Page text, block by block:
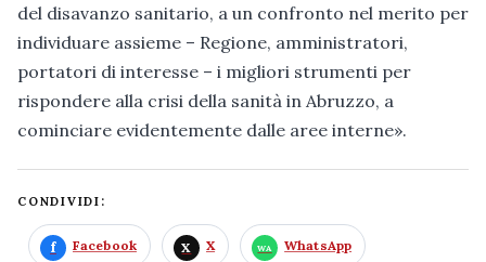
del disavanzo sanitario, a un confronto nel merito per
individuare assieme – Regione, amministratori,
portatori di interesse – i migliori strumenti per
rispondere alla crisi della sanità in Abruzzo, a
cominciare evidentemente dalle aree interne».
CONDIVIDI:
Facebook X WhatsApp